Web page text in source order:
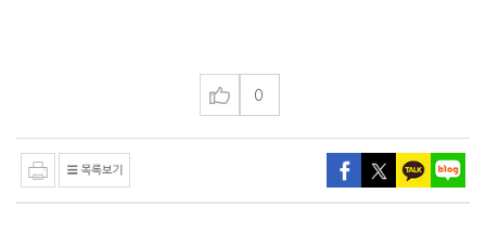
0